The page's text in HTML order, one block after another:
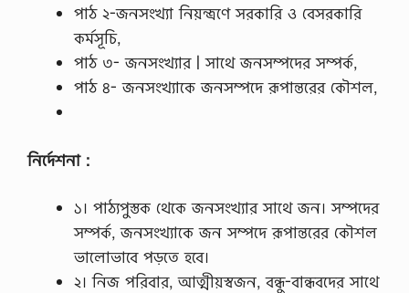
পাঠ ২-জনসংখ্যা নিয়ন্ত্রণে সরকারি ও বেসরকারি
কর্মসূচি,
পাঠ ৩- জনসংখ্যার | সাথে জনসম্পদের সম্পর্ক,
পাঠ ৪- জনসংখ্যাকে জনসম্পদে রূপান্তরের কৌশল,
নির্দেশনা :
১। পাঠ্যপুস্তক থেকে জনসংখ্যার সাথে জন। সম্পদের
সম্পর্ক, জনসংখ্যাকে জন সম্পদে রূপান্তরের কৌশল
ভালােভাবে পড়তে হবে।
২। নিজ পরিবার, আত্মীয়স্বজন, বন্ধু-বান্ধবদের সাথে